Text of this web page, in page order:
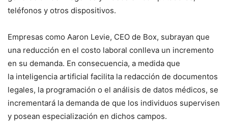
teléfonos y otros dispositivos.
Empresas como Aaron Levie, CEO de Box, subrayan que
una reducción en el costo laboral conlleva un incremento
en su demanda. En consecuencia, a medida que
la inteligencia artificial facilita la redacción de documentos
legales, la programación o el análisis de datos médicos, se
incrementará la demanda de que los individuos supervisen
y posean especialización en dichos campos.